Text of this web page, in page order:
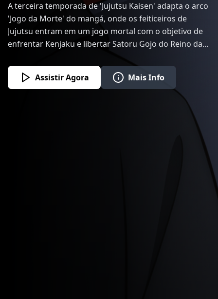
A terceira temporada de 'Jujutsu Kaisen' adapta o arco
'Jogo da Morte' do mangá, onde os feiticeiros de
Jujutsu entram em um jogo mortal com o objetivo de
enfrentar Kenjaku e libertar Satoru Gojo do Reino da
com um episódio especial de uma hora que
apresentou os dois primeiros episódios. A temporada
é composta por 12 episódios, com o último exibido em
(https://en.wikipedia.org/wiki/Jujutsu_Kaisen_season_3?
Assistir Agora Mais Info